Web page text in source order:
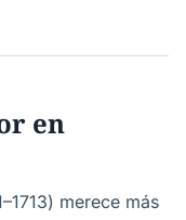
en
merece más